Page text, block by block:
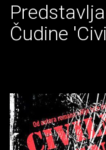
Čudine